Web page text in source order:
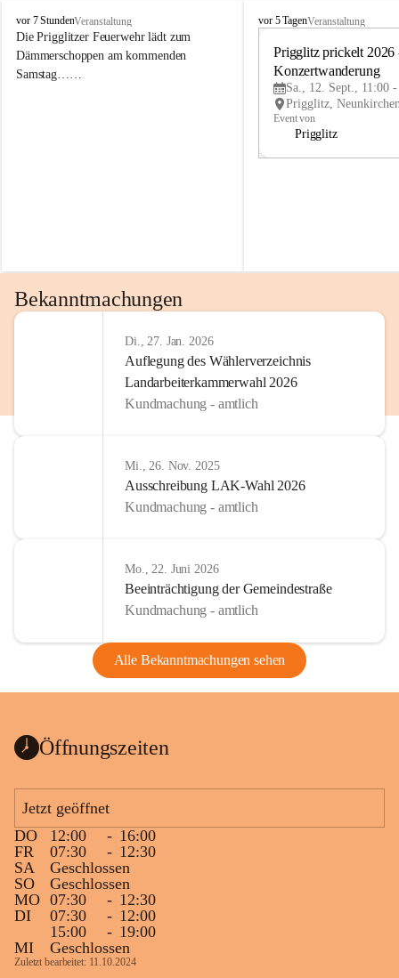
P
r
i
g
vor 7 StundenVeranstaltung
Die Prigglitzer Feuerwehr lädt zum
Dämmerschoppen am kommenden
Samstag……
P
vor 5 TagenVeranstaltung
Prigglitz prickelt 2026
Konzertwanderung
Sa., 12. Sept., 11:00
Event von
Prigglitz
Bekanntmachungen
Di., 27. Jan. 2026
Auflegung des Wählerverzeichnis
Landarbeiterkammerwahl 2026
Kundmachung - amtlich
Mi., 26. Nov. 2025
Ausschreibung LAK-Wahl 2026
Kundmachung - amtlich
Mo., 22. Juni 2026
Beeinträchtigung der Gemeindestraße
Kundmachung - amtlich
Alle Bekanntmachungen sehen
Öffnungszeiten
Jetzt geöffnet
DO
12:00 - 16:00
FR
07:30 - 12:30
SA
Geschlossen
SO
Geschlossen
MO 07:30 - 12:30
DI
07:30 - 12:00
15:00
- 19:00
MI
Geschlossen
Zuletzt bearbeitet: 11.10.2024